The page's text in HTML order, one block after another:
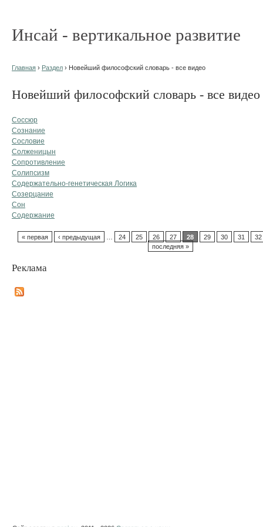
Инсай - вертикальное развитие
Главная › Раздел › Новейший философский словарь - все видео
Новейший философский словарь - все видео
Соссюр
Сознание
Сословие
Солженицын
Сопротивление
Солипсизм
Содержательно-генетическая Логика
Созерцание
Сон
Содержание
« первая ‹ предыдущая 24 25 26 27 28 29 30 31
32
последняя »
Реклама